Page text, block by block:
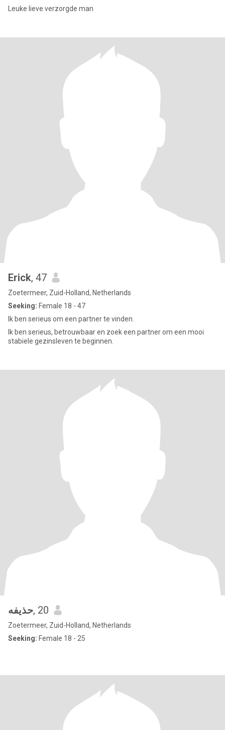
Leuke lieve verzorgde man
Erick, 47
Zoetermeer, Zuid-Holland, Netherlands
Seeking: Female 18 - 47
Ik ben serieus om een partner te vinden.
Ik ben serieus, betrouwbaar en zoek een partner om een mooi
stabiele gezinsleven te beginnen.
حذيفه, 20
Zoetermeer, Zuid-Holland, Netherlands
Seeking: Female 18 - 25